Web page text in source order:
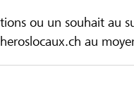
ou un souhait au
au